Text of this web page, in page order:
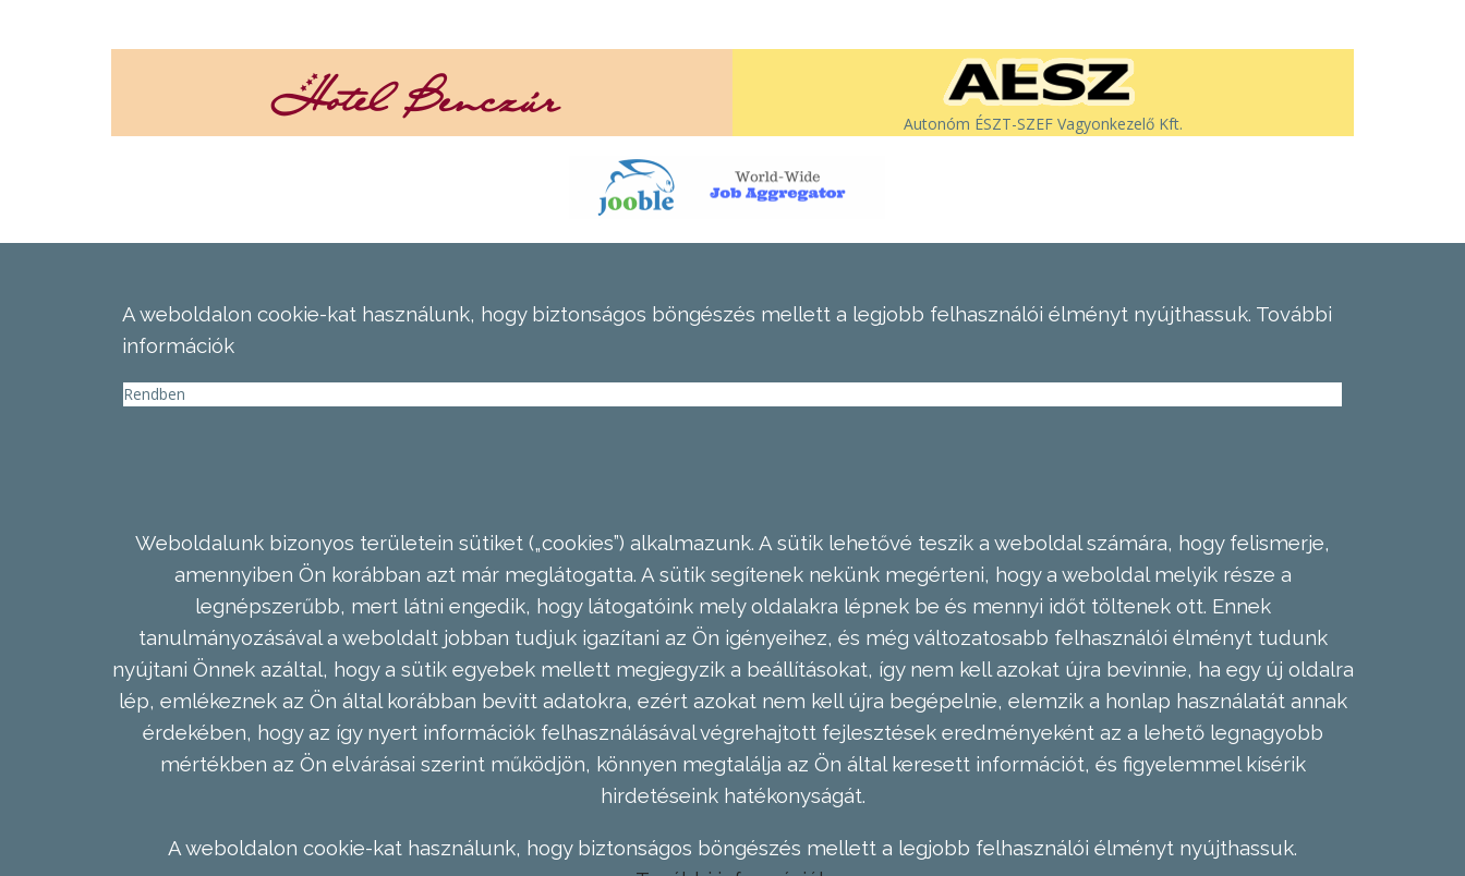
Autonóm ÉSZT-SZEF Vagyonkezelő Kft.
A weboldalon cookie-kat használunk, hogy biztonságos böngészés mellett a legjobb felhasználói élményt nyújthassuk. További
információk
Rendben
Weboldalunk bizonyos területein sütiket („cookies”) alkalmazunk. A sütik lehetővé teszik a weboldal számára, hogy felismerje,
amennyiben Ön korábban azt már meglátogatta. A sütik segítenek nekünk megérteni, hogy a weboldal melyik része a
legnépszerűbb, mert látni engedik, hogy látogatóink mely oldalakra lépnek be és mennyi időt töltenek ott. Ennek
tanulmányozásával a weboldalt jobban tudjuk igazítani az Ön igényeihez, és még változatosabb felhasználói élményt tudunk
nyújtani Önnek azáltal, hogy a sütik egyebek mellett megjegyzik a beállításokat, így nem kell azokat újra bevinnie, ha egy új oldalra
lép, emlékeznek az Ön által korábban bevitt adatokra, ezért azokat nem kell újra begépelnie, elemzik a honlap használatát annak
érdekében, hogy az így nyert információk felhasználásával végrehajtott fejlesztések eredményeként az a lehető legnagyobb
mértékben az Ön elvárásai szerint működjön, könnyen megtalálja az Ön által keresett információt, és figyelemmel kísérik
hirdetéseink hatékonyságát.
A weboldalon cookie-kat használunk, hogy biztonságos böngészés mellett a legjobb felhasználói élményt nyújthassuk.